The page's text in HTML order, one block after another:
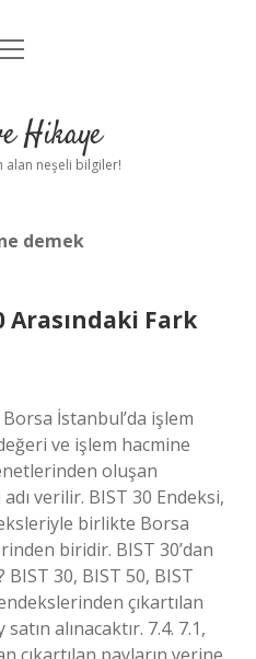
Uyarı
Hikaye
alan neşeli bilgiler!
demek
Arasındaki Fark
İstanbul’da işlem
ve işlem hacmine
oluşan
verilir. BIST 30 Endeksi,
birlikte Borsa
biridir. BIST 30’dan
BIST 30, BIST 50, BIST
çıkartılan
alınacaktır. 7.4. 7.1,